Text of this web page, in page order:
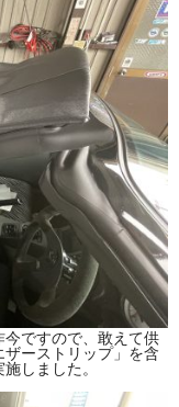
ですので、敢えて供
ーストリップ」を含
しました。